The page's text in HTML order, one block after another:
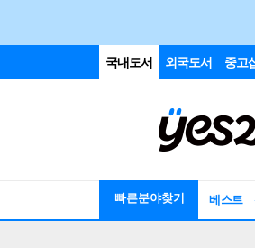
국내도서 외국도서 중고
빠른분야찾기 베스트